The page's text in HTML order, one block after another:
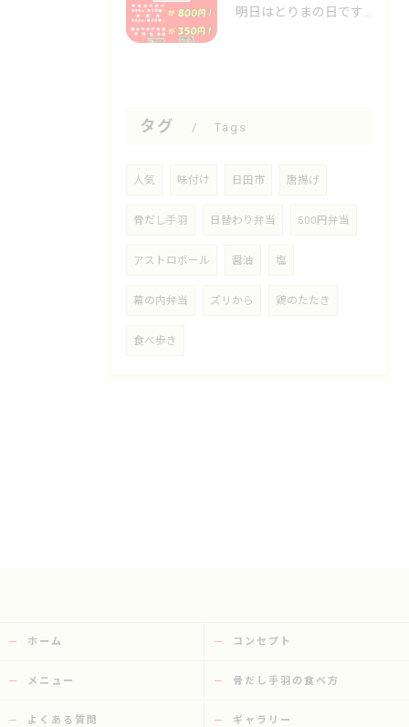
タグ Tags
人気 味付け 日田市 唐揚げ
骨だし手羽 日替わり弁当 500円弁当
アストロボール 醤油 塩
幕の内弁当 ズリから 鶏のたたき
食べ歩き
ホーム コンセプト
メニュー 骨だし手羽の食べ方
よくある質問 ギャラリー